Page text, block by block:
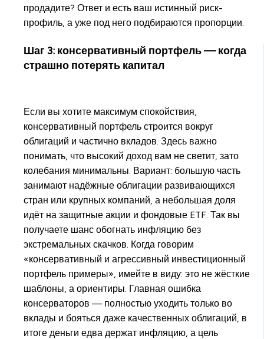
продадите? Ответ и есть ваш истинный риск-
профиль, а уже под него подбираются пропорции.
Шаг 3: консервативный портфель — когда
страшно потерять капитал
Если вы хотите максимум спокойствия,
консервативный портфель строится вокруг
облигаций и частично вкладов. Здесь важно
понимать, что высокий доход вам не светит, зато
колебания минимальны. Вариант: большую часть
занимают надёжные облигации развивающихся
стран или крупных компаний, а небольшая доля
идёт на защитные акции и фондовые ETF. Так вы
получаете шанс обогнать инфляцию без
экстремальных скачков. Когда говорим
«консервативный и агрессивный инвестиционный
портфель примеры», имейте в виду: это не жёсткие
шаблоны, а ориентиры. Главная ошибка
консерваторов — полностью уходить только во
вклады и бояться даже качественных облигаций, в
итоге деньги едва держат инфляцию, а цель